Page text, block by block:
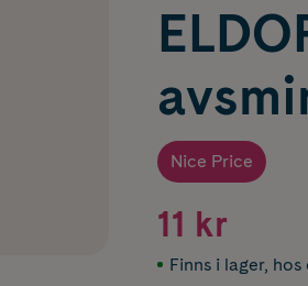
Nice Price
11 kr
Finns i lager, hos